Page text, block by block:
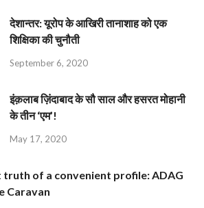
देशान्‍तर: यूरोप के आखिरी तानाशाह को एक
शिक्षिका की चुनौती
September 6, 2020
इंक़लाब ज़िंदाबाद के सौ साल और हसरत मोहानी
के तीन ‘एम’!
May 17, 2020
truth of a convenient profile: ADAG
Caravan